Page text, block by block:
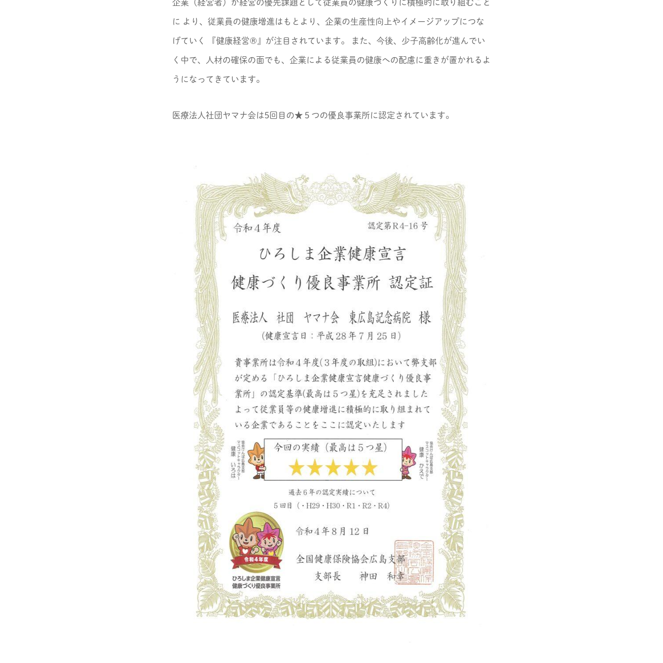
企業（経営者）が経営の優先課題として従業員の健康づくりに積極的に取り組むこと
に より、従業員の健康増進はもとより、企業の生産性向上やイメージアップにつな
げていく 『健康経営®』が注目されています。 また、今後、少子高齢化が進んでい
く中で、人材の確保の面でも、企業による従業員の健康への配慮に重きが置かれるよ
うになってきています。
医療法人社団ヤマナ会は5回目の★５つの優良事業所に認定されています。